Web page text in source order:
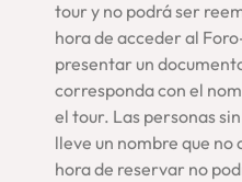
contemplar los espacios
de ella. De esta forma,
entramados que hacían
espectáculos.
Nuestro tour en el Coliseo
que tenían lugar en esta
tour y no podrá ser
hora de acceder al
presentar un
corresponda con el
el tour. Las personas
lleve un nombre que no
hora de reservar no